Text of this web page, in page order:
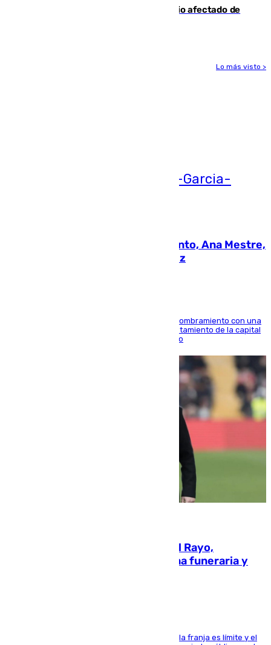
19 familias aún desalojadas y un domicilio afectado de
Lo más visto >
La nueva presidenta del Parlamento, Ana Mestre,
hace parada institucional en Cádiz
Ana Mestre estrena su agenda oficial tras su nombramiento con una
doble visita a la Diputación Provincial y al Ayuntamiento de la capital
para sellar una etapa de colaboración y diálogo
Raúl Martín Presa, Presidente del Rayo,
amenazado de muerte: una corona funeraria y
La situación con los aficionados del cuadro de la franja es límite y el